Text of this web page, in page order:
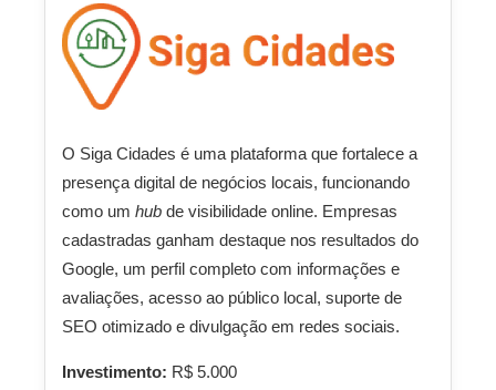
O Siga Cidades é uma plataforma que fortalece a
presença digital de negócios locais, funcionando
como um hub de visibilidade online. Empresas
cadastradas ganham destaque nos resultados do
Google, um perfil completo com informações e
avaliações, acesso ao público local, suporte de
SEO otimizado e divulgação em redes sociais.
Investimento: R$ 5.000